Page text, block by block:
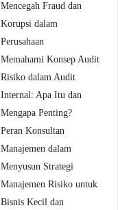
Mencegah Fraud dan
Korupsi dalam
Perusahaan
Memahami Konsep Audit
Risiko dalam Audit
Internal: Apa Itu dan
Mengapa Penting?
Peran Konsultan
Manajemen dalam
Menyusun Strategi
Manajemen Risiko untuk
Bisnis Kecil dan